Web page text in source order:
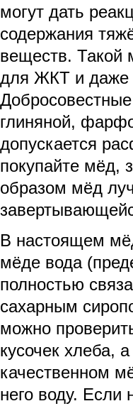
могут дать
содержания
веществ. Такой
для ЖКТ и даже
глиняной,
допускается
покупайте мёд,
образом мёд
В настоящем
мёде вода
полностью
сахарным
можно
кусочек хлеба,
качественном
него воду. Если